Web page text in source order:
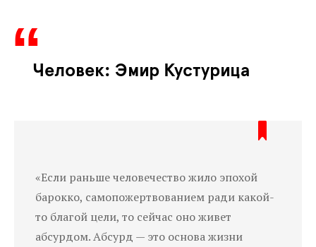
Человек: Эмир Кустурица
«Если раньше человечество жило эпохой
барокко, самопожертвованием ради какой-
то благой цели, то сейчас оно живет
абсурдом. Абсурд — это основа жизни